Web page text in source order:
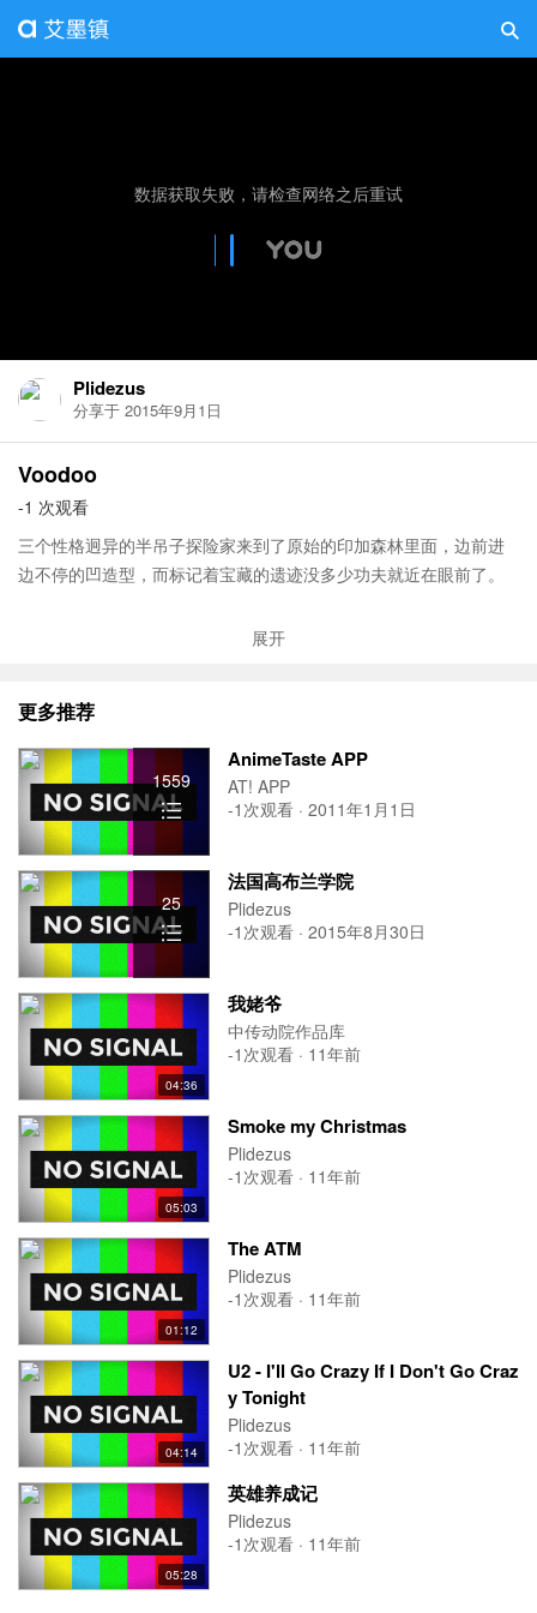
Plidezus
分享于 2015年9月1日
Voodoo
-1 次观看
三个性格迥异的半吊子探险家来到了原始的印加森林里面，边前进
边不停的凹造型，而标记着宝藏的遗迹没多少功夫就近在眼前了。
如果这样结束就太没意思了，至少 Gobelins 的同学不会允许这样的
记得看完字幕，会有不一样的收获哦！
展开
更多推荐
1559
AnimeTaste APP
AT! APP
-1次观看 · 2011年1月1日
25
法国高布兰学院
Plidezus
-1次观看 · 2015年8月30日
04:36
我姥爷
中传动院作品库
-1次观看 · 11年前
05:03
Smoke my Christmas
Plidezus
-1次观看 · 11年前
01:12
The ATM
Plidezus
-1次观看 · 11年前
04:14
U2 - I'll Go Crazy If I Don't Go Craz
y Tonight
Plidezus
-1次观看 · 11年前
05:28
英雄养成记
Plidezus
-1次观看 · 11年前